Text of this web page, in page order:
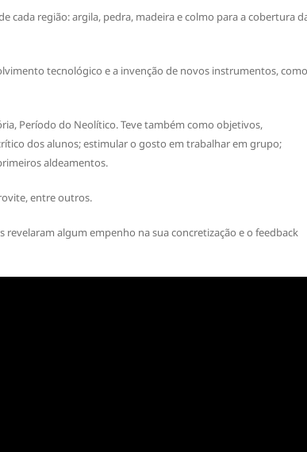
cada região: argila, pedra, madeira e colmo para a cobertura
tecnológico e a invenção de novos instrumentos, como
Período do Neolítico. Teve também como objetivos,
dos alunos; estimular o gosto em trabalhar em grupo;
aldeamentos.
entre outros.
algum empenho na sua concretização e o feedback